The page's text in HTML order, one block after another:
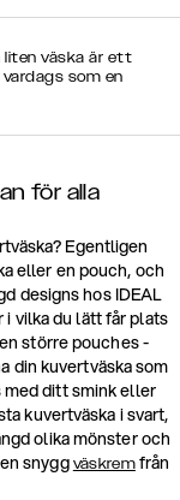
liten väska är ett
som en
för alla
Egentligen
eller en pouch, och
designs hos IDEAL
i vilka du lätt får plats
större pouches -
din kuvertväska som
med ditt smink eller
kuvertväska i svart,
olika mönster och
snygg väskremfrån